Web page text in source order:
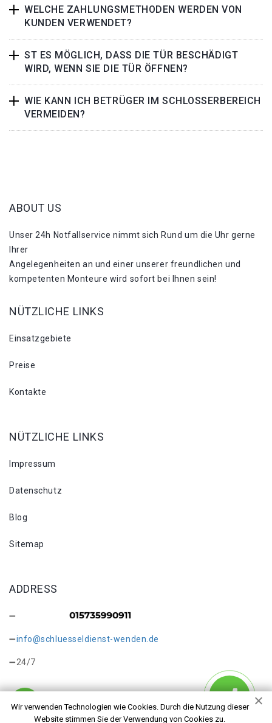
WELCHE ZAHLUNGSMETHODEN WERDEN VON
KUNDEN VERWENDET?
ST ES MÖGLICH, DASS DIE TÜR BESCHÄDIGT
WIRD, WENN SIE DIE TÜR ÖFFNEN?
WIE KANN ICH BETRÜGER IM SCHLOSSERBEREICH
VERMEIDEN?
Wir verwenden Technologien wie Cookies. Durch die Nutzung dieser
Website stimmen Sie der Verwendung von Cookies zu.
ABOUT US
Unser 24h Notfallservice nimmt sich Rund um die Uhr gerne
Ihrer
Angelegenheiten an und einer unserer freundlichen und
kompetenten Monteure wird sofort bei Ihnen sein!
NÜTZLICHE LINKS
Einsatzgebiete
Preise
Kontakte
NÜTZLICHE LINKS
Impressum
Datenschutz
Blog
Sitemap
ADDRESS
info@schluesseldienst-wenden.de
24/7